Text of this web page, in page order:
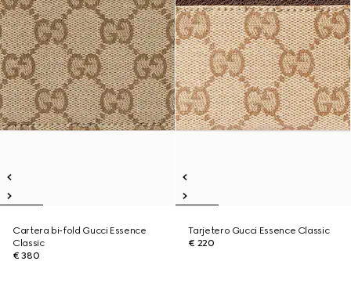
Cartera bi-fold Gucci Essence
Classic
€ 380
Tarjetero Gucci Essence Classic
€ 220